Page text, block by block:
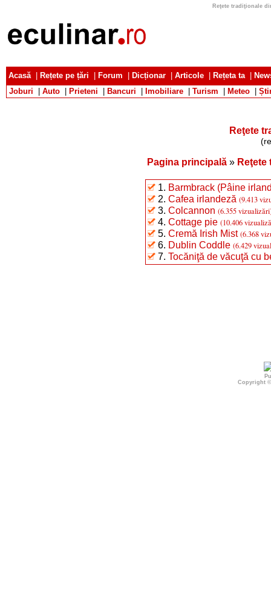
Reţete tradiţionale
Acasă| Rețete pe țări Forum Dicționar Articole Rețeta ta|
Joburi
Auto Prieteni Bancuri Imobiliare Turism Meteo
Reţete
Pagina principală » Reţete
1. Barmbrack (Pâine
2. Cafea irlandeză (9.413
3. Colcannon (6.355
4. Cottage pie (10.406
5. Cremă Irish Mist (6.368
6. Dublin Coddle (6.429
7. Tocăniţă de văcuţă cu
Copyright